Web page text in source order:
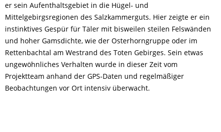
er sein Aufenthaltsgebiet in die Hügel- und
Mittelgebirgsregionen des Salzkammerguts. Hier zeigte er ein
instinktives Gespür für Täler mit bisweilen steilen Felswänden
und hoher Gamsdichte, wie der Osterhorngruppe oder im
Rettenbachtal am Westrand des Toten Gebirges. Sein etwas
ungewöhnliches Verhalten wurde in dieser Zeit vom
Projektteam anhand der GPS-Daten und regelmäßiger
Beobachtungen vor Ort intensiv überwacht.